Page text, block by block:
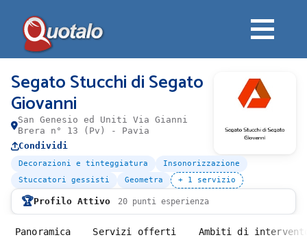
Segato Stucchi di Segato
Giovanni
San Genesio ed Uniti Via Gianni
Brera n° 13 (Pv) - Pavia
Condividi
Decorazioni e tinteggiatura
Insonorizzazione
Stuccatori gessisti
Geometra + 1 servizio
🏆Profilo Attivo 20 punti esperienza
Panoramica Servizi offerti Ambiti di